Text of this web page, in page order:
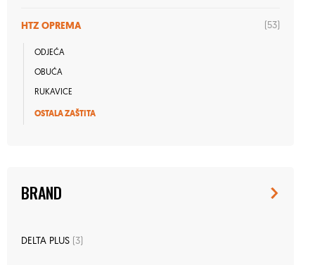
HTZ OPREMA (53)
ODJEĆA
OBUĆA
RUKAVICE
OSTALA ZAŠTITA
BRAND
DELTA PLUS (3)